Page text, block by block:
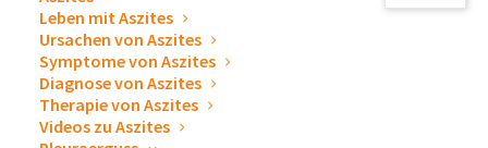
Leben mit Aszites
Ursachen von Aszites
Symptome von Aszites
Diagnose von Aszites
Therapie von Aszites
Videos zu Aszites
bei ewimed
Was für ein Abend! Unser diesjähriges
Sommerfest stand unter dem Motto „White